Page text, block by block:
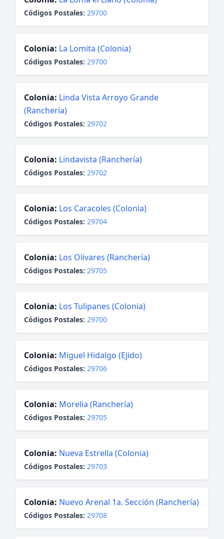
Códigos Postales: 29700
Colonia: La Lomita (Colonia)
Códigos Postales: 29700
Colonia: Linda Vista Arroyo Grande
(Ranchería)
Códigos Postales: 29702
Colonia: Lindavista (Ranchería)
Códigos Postales: 29702
Colonia: Los Caracoles (Colonia)
Códigos Postales: 29704
Colonia: Los Olivares (Ranchería)
Códigos Postales: 29705
Colonia: Los Tulipanes (Colonia)
Códigos Postales: 29700
Colonia: Miguel Hidalgo (Ejido)
Códigos Postales: 29706
Colonia: Morelia (Ranchería)
Códigos Postales: 29705
Colonia: Nueva Estrella (Colonia)
Códigos Postales: 29703
Colonia: Nuevo Arenal 1a. Sección (Ranchería)
Códigos Postales: 29708